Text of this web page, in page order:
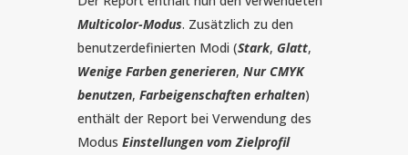
Multicolor-Modus. Zusätzlich zu den
benutzerdefinierten Modi (Stark, Glatt,
Wenige Farben generieren, Nur CMYK
benutzen, Farbeigenschaften erhalten)
enthält der Report bei Verwendung des
Modus Einstellungen vom Zielprofil